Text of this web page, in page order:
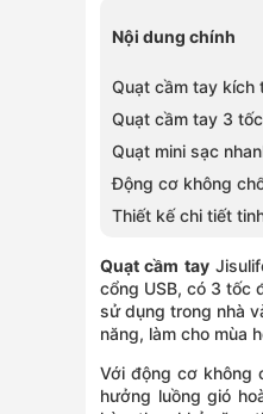
0826802255
0838302255
0787395397
0352024770
0768663665
0898899170
Nội dung chính
Quạt cầm tay kích
Quạt cầm tay 3
Quạt mini sạc
Động cơ không
Thiết kế chi tiết
Quạt cầm tay
cổng USB, có 3 tốc
sử dụng trong nhà
năng, làm cho mùa
Với động cơ không
hưởng luồng gió